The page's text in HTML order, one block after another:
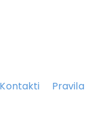
Kontakti
Pravila